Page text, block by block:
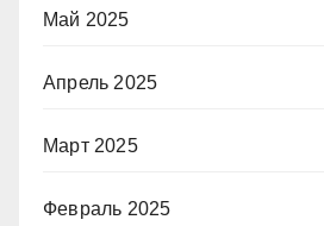
Май 2025
Апрель 2025
Март 2025
Февраль 2025